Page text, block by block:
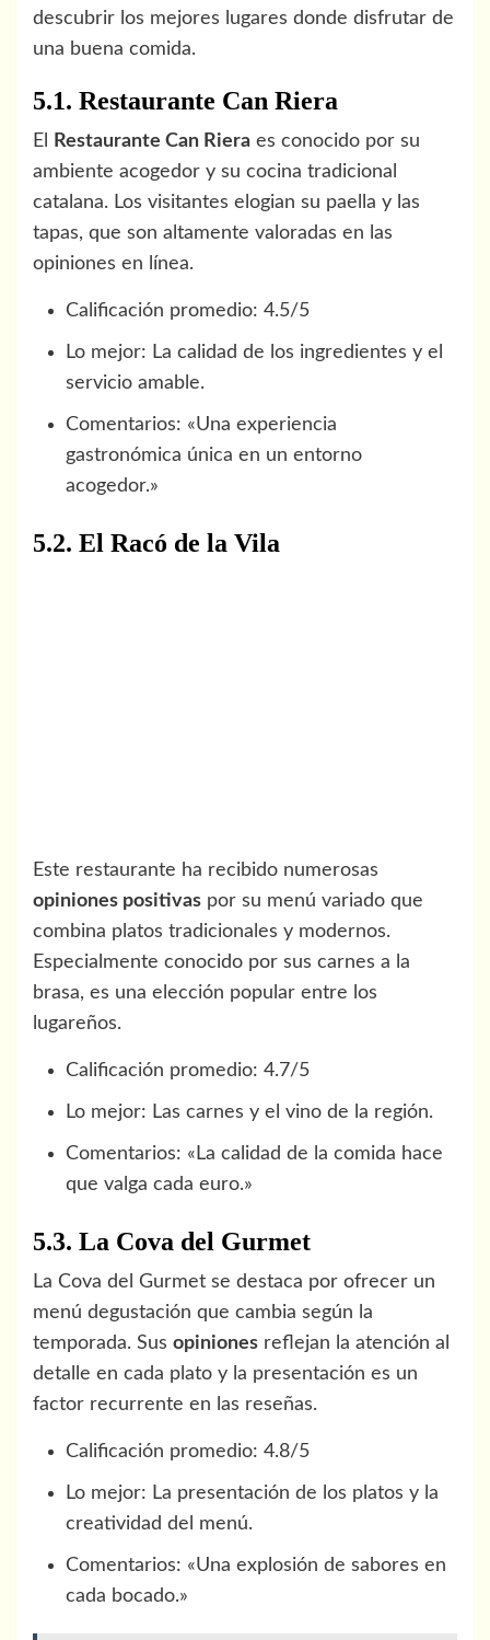
descubrir los mejores lugares donde disfrutar de
una buena comida.
5.1. Restaurante Can Riera
El Restaurante Can Riera es conocido por su
ambiente acogedor y su cocina tradicional
catalana. Los visitantes elogian su paella y las
tapas, que son altamente valoradas en las
opiniones en línea.
Calificación promedio: 4.5/5
Lo mejor: La calidad de los ingredientes y el
servicio amable.
Comentarios: «Una experiencia
gastronómica única en un entorno
acogedor.»
5.2. El Racó de la Vila
Este restaurante ha recibido numerosas
opiniones positivas por su menú variado que
combina platos tradicionales y modernos.
Especialmente conocido por sus carnes a la
brasa, es una elección popular entre los
lugareños.
Calificación promedio: 4.7/5
Lo mejor: Las carnes y el vino de la región.
Comentarios: «La calidad de la comida hace
que valga cada euro.»
5.3. La Cova del Gurmet
La Cova del Gurmet se destaca por ofrecer un
menú degustación que cambia según la
temporada. Sus opiniones reflejan la atención al
detalle en cada plato y la presentación es un
factor recurrente en las reseñas.
Calificación promedio: 4.8/5
Lo mejor: La presentación de los platos y la
creatividad del menú.
Comentarios: «Una explosión de sabores en
cada bocado.»